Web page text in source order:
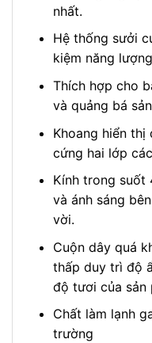
nhất.
Hệ thống sưởi
kiệm năng
Thích hợp cho
và quảng bá
Khoang hiển
cứng hai lớp
Kính trong suốt
và ánh sáng
vời.
Cuộn dây quá
thấp duy trì độ
độ tươi của sản
Chất làm lạnh
trường